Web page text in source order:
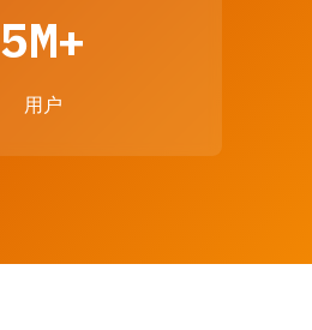
5M+
用户